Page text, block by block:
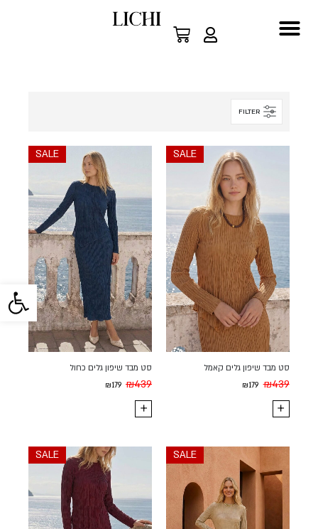
FILTER
SALE
סט מבד שיפון גלים קאמל
₪439
₪179
SALE
סט מבד שיפון גלים כחול
₪439
₪179
SALE
SALE